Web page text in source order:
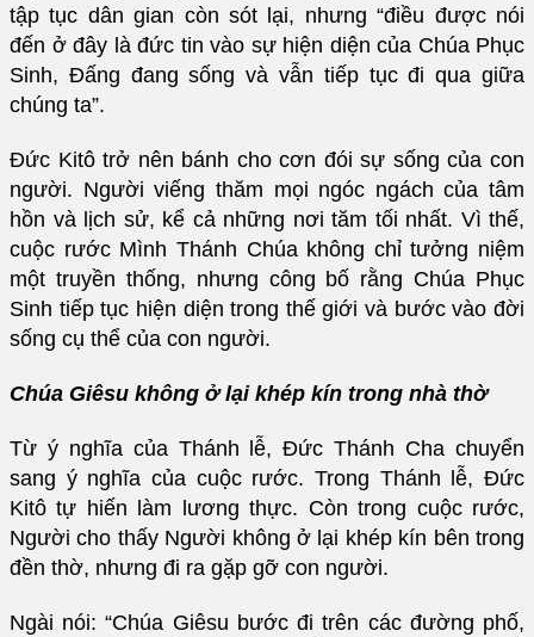
tập tục dân gian còn sót lại, nhưng “điều được nói
đến ở đây là đức tin vào sự hiện diện của Chúa Phục
Sinh, Đấng đang sống và vẫn tiếp tục đi qua giữa
chúng ta”.
Đức Kitô trở nên bánh cho cơn đói sự sống của con
người. Người viếng thăm mọi ngóc ngách của tâm
hồn và lịch sử, kể cả những nơi tăm tối nhất. Vì thế,
cuộc rước Mình Thánh Chúa không chỉ tưởng niệm
một truyền thống, nhưng công bố rằng Chúa Phục
Sinh tiếp tục hiện diện trong thế giới và bước vào đời
sống cụ thể của con người.
Chúa Giêsu không ở lại khép kín trong nhà thờ
Từ ý nghĩa của Thánh lễ, Đức Thánh Cha chuyển
sang ý nghĩa của cuộc rước. Trong Thánh lễ, Đức
Kitô tự hiến làm lương thực. Còn trong cuộc rước,
Người cho thấy Người không ở lại khép kín bên trong
đền thờ, nhưng đi ra gặp gỡ con người.
Ngài nói: “Chúa Giêsu bước đi trên các đường phố,